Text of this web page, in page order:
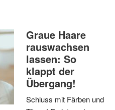
Graue Haare
rauswachsen
lassen: So
klappt der
Übergang!
Schluss mit Färben und